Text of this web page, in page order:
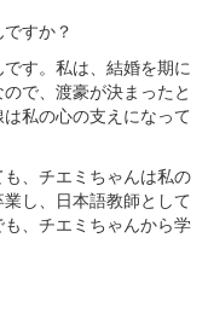
すか？
す。私は、結婚を期に
で、渡豪が決まったと
私の心の支えになって
も、チエミちゃんは私の
し、日本語教師として
、チエミちゃんから学